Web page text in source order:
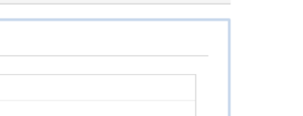
ような発言。
上最高益」当期純利益は前年同期比13.4倍に。
兆では損が出るからできない。